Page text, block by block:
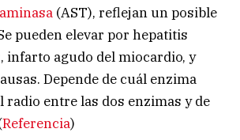
(AST), reflejan un posible
pueden elevar por hepatitis
infarto agudo del miocardio, y
Depende de cuál enzima
radio entre las dos enzimas y de
Referencia)